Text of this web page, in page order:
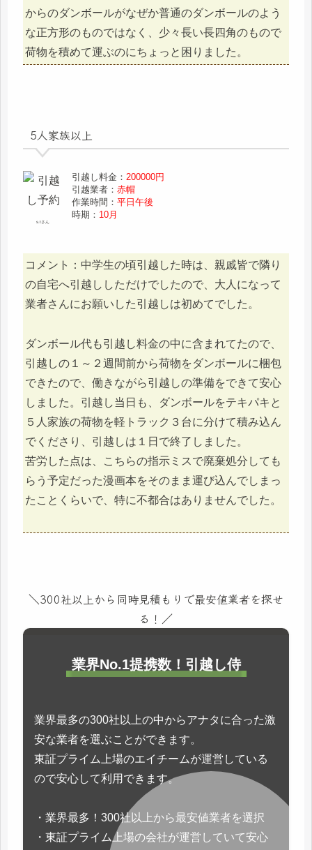
からのダンボールがなぜか普通のダンボールのよう
な正方形のものではなく、少々長い長四角のもので
荷物を積めて運ぶのにちょっと困りました。
5人家族以上
s.tさん
引越し料金：200000円
引越業者：赤帽
作業時間：平日午後
時期： 10月
コメント：中学生の頃引越した時は、親戚皆で隣り
の自宅へ引越ししただけでしたので、大人になって
業者さんにお願いした引越しは初めてでした。
ダンボール代も引越し料金の中に含まれてたので、
引越しの１～２週間前から荷物をダンボールに梱包
できたので、働きながら引越しの準備をできて安心
しました。引越し当日も、ダンボールをテキパキと
５人家族の荷物を軽トラック３台に分けて積み込ん
でくださり、引越しは１日で終了しました。
苦労した点は、こちらの指示ミスで廃棄処分しても
らう予定だった漫画本をそのまま運び込んでしまっ
たことくらいで、特に不都合はありませんでした。
＼300社以上から同時見積もりで最安値業者を探せ
る！／
業界No.1提携数！引越し侍
業界最多の300社以上の中からアナタに合った激
安な業者を選ぶことができます。
東証プライム上場のエイチームが運営している
ので安心して利用できます。
・業界最多！300社以上から最安値業者を選択
・東証プライム上場の会社が運営していて安心